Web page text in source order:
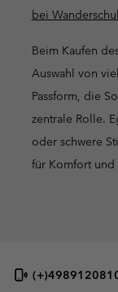
bei
Beim Kaufen
Auswahl von
Passform, die
zentrale Rolle.
oder schwere
für Komfort und